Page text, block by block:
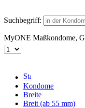
Suchbegriff:
MyONE Maßkondome,
Kondome
Breite
Breit (ab 55 mm)